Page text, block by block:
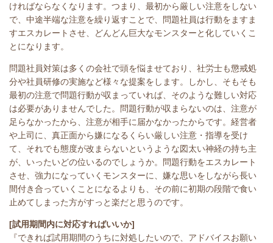
ければならなくなります。つまり、最初から厳しい注意をしない
で、中途半端な注意を繰り返すことで、問題社員は行動をますま
すエスカレートさせ、どんどん巨大なモンスターと化していくこ
とになります。
問題社員対策は多くの会社で頭を悩ませており、社労士も懲戒処
分や社員研修の実施など様々な提案をします。しかし、そもそも
最初の注意で問題行動が収まっていれば、そのような難しい対応
は必要がありませんでした。問題行動が収まらないのは、注意が
足らなかったから、注意が相手に届かなかったからです。経営者
や上司に、真正面から嫌になるくらい厳しい注意・指導を受け
て、それでも態度が改まらないというような図太い神経の持ち主
が、いったいどの位いるのでしょうか。問題行動をエスカレート
させ、強力になっていくモンスターに、嫌な思いをしながら長い
間付き合っていくことになるよりも、その前に初期の段階で食い
止めてしまった方がすっと楽だと思うのです。
[試用期間内に対応すればいいか]
『できれば試用期間のうちに対処したいので、アドバイスお願い